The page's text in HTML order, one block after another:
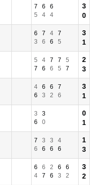
7 6
6
5
4 4
3
0
6 7 4
7
3
6 6 5
3
1
5 4 7 7
5
7
6 6 5 7
2
3
4 6 6
7
6
3 2 6
3
1
3
3
6
0
0
1
7 3 3
4
6
6 6 6
1
3
6 6 2 6
6
4
7 6 3 2
3
2